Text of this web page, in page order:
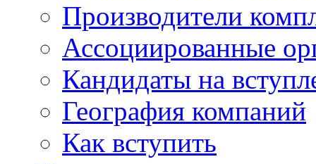
Производители
Ассоциированные
Кандидаты на
География компаний
Как вступить